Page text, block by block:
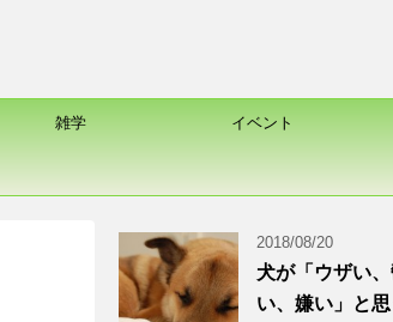
雑学 イベント
2018/08/20
犬が「ウザい
い、嫌い」と